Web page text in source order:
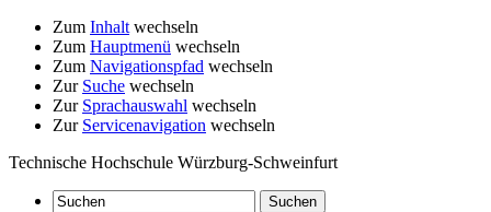
Zum Inhalt wechseln
Zum Hauptmenü wechseln
Zum Navigationspfad wechseln
Zur Suche wechseln
Zur Sprachauswahl wechseln
Zur Servicenavigation wechseln
Technische Hochschule Würzburg-Schweinfurt